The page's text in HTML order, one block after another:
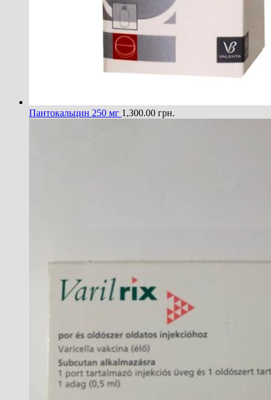
Пантокальцин 250 мг 1,300.00 грн.